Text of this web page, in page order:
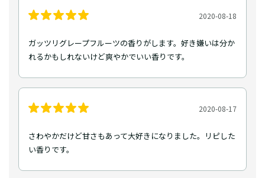
2020-08-18
ガッツリグレープフルーツの香りがします。好き嫌いは分か
れるかもしれないけど爽やかでいい香りです。
2020-08-17
さわやかだけど甘さもあって大好きになりました。リピした
い香りです。